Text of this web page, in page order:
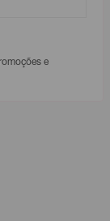
e